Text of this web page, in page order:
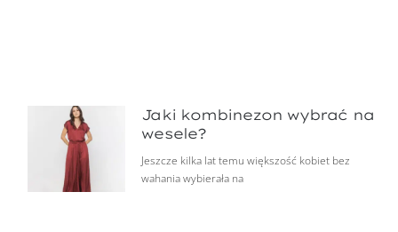
Jaki kombinezon wybrać na
wesele?
Jeszcze kilka lat temu większość kobiet bez
wahania wybierała na